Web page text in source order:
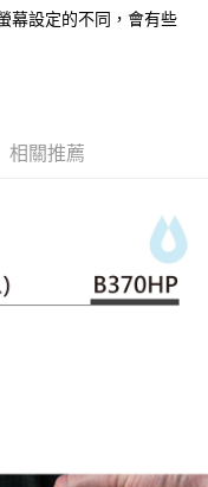
交易完成。
您需要取消訂單，請聯絡
有效，需透過AFTEE先享
將交易相關給付款項請求債
人之同意方可使用
失，本公司不負相關責
之用戶狀況，依本公司即
形，本公司將視審查結果
若發現惡意使用之情形，
度並採取法律行動。
幕設定的不同，會有些
相關推薦